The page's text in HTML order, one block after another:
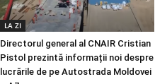
LA ZI
Directorul general al CNAIR Cristian
Pistol prezintă informații noi despre
lucrările de pe Autostrada Moldovei